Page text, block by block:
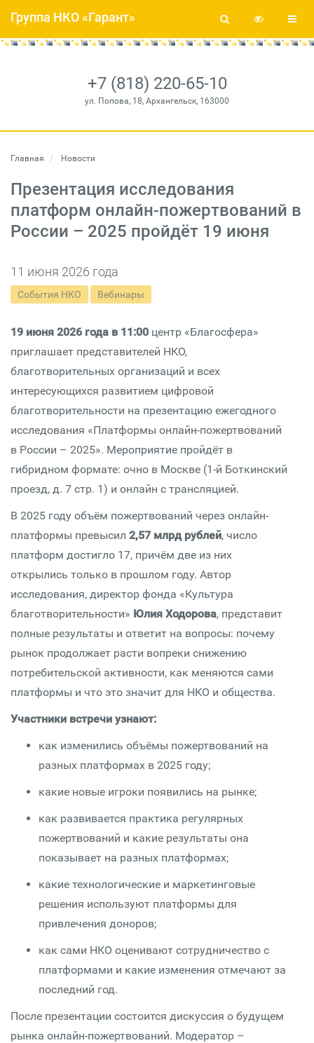
+7 (818) 220-65-10
ул. Попова, 18, Архангельск, 163000
Группа НКО «Гарант»
Главная Новости
Презентация исследования
платформ онлайн-пожертвований в
России – 2025 пройдёт 19 июня
11 июня 2026 года
События НКО Вебинары
19 июня 2026 года в 11:00 центр «Благосфера»
приглашает представителей НКО,
благотворительных организаций и всех
интересующихся развитием цифровой
благотворительности на презентацию ежегодного
исследования «Платформы онлайн-пожертвований
в России – 2025». Мероприятие пройдёт в
гибридном формате: очно в Москве (1-й Боткинский
проезд, д. 7 стр. 1) и онлайн с трансляцией.
В 2025 году объём пожертвований через онлайн-
платформы превысил 2,57 млрд рублей, число
платформ достигло 17, причём две из них
открылись только в прошлом году. Автор
исследования, директор фонда «Культура
благотворительности» Юлия Ходорова, представит
полные результаты и ответит на вопросы: почему
рынок продолжает расти вопреки снижению
потребительской активности, как меняются сами
платформы и что это значит для НКО и общества.
Участники встречи узнают:
как изменились объёмы пожертвований на
разных платформах в 2025 году;
какие новые игроки появились на рынке;
как развивается практика регулярных
пожертвований и какие результаты она
показывает на разных платформах;
какие технологические и маркетинговые
решения используют платформы для
привлечения доноров;
как сами НКО оценивают сотрудничество с
платформами и какие изменения отмечают за
последний год.
После презентации состоится дискуссия о будущем
рынка онлайн-пожертвований. Модератор –